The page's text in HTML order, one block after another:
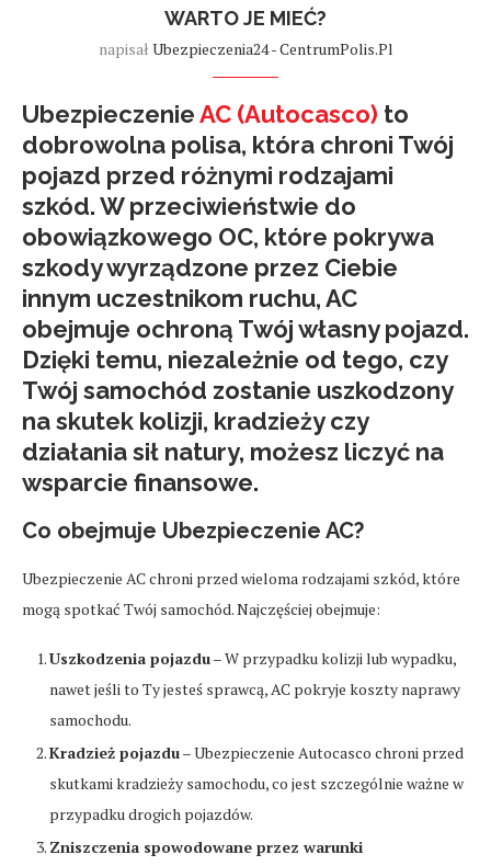
WARTO JE MIEĆ?
napisał Ubezpieczenia24 - CentrumPolis.pl
UbezpieczenieAC (Autocasco) to
dobrowolna polisa, która chroni Twój
pojazd przed różnymi rodzajami
szkód. W przeciwieństwie do
obowiązkowego OC, które pokrywa
szkody wyrządzone przez Ciebie
innym uczestnikom ruchu, AC
obejmuje ochroną Twój własny pojazd.
Dzięki temu, niezależnie od tego, czy
Twój samochód zostanie uszkodzony
na skutek kolizji, kradzieży czy
działania sił natury, możesz liczyć na
wsparcie finansowe.
Co obejmuje Ubezpieczenie AC?
Ubezpieczenie AC chroni przed wieloma rodzajami szkód, które
mogą spotkać Twój samochód. Najczęściej obejmuje:
Uszkodzenia pojazdu– W przypadku kolizji lub wypadku,
nawet jeśli to Ty jesteś sprawcą, AC pokryje koszty naprawy
samochodu.
Kradzież pojazdu– Ubezpieczenie Autocasco chroni przed
skutkami kradzieży samochodu, co jest szczególnie ważne w
przypadku drogich pojazdów.
Zniszczenia spowodowane przez warunki